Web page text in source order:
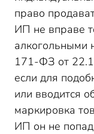
право
ИП не вправе
алкогольными
171-ФЗ от
если для
или вводится
маркировка
ИП он не